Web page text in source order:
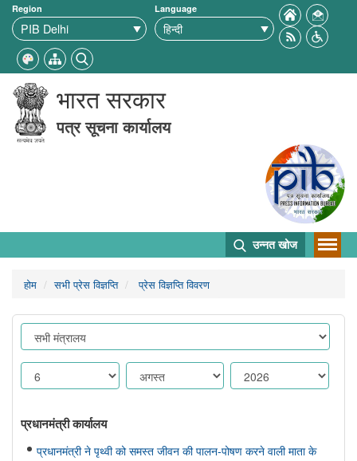
Region Language
भारत सरकार
पत्र सूचना कार्यालय
उन्नत खोज
होम सभी प्रेस विज्ञप्ति प्रेस विज्ञप्ति विवरण
प्रधानमंत्री कार्यालय
प्रधानमंत्री ने पृथ्वी को समस्त जीवन की पालन-पोषण करने वाली माता के